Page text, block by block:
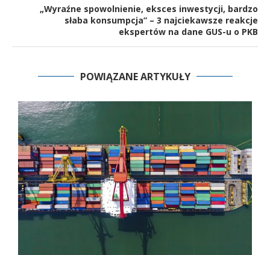
„Wyraźne spowolnienie, eksces inwestycji, bardzo
słaba konsumpcja” – 3 najciekawsze reakcje
ekspertów na dane GUS-u o PKB
POWIĄZANE ARTYKUŁY